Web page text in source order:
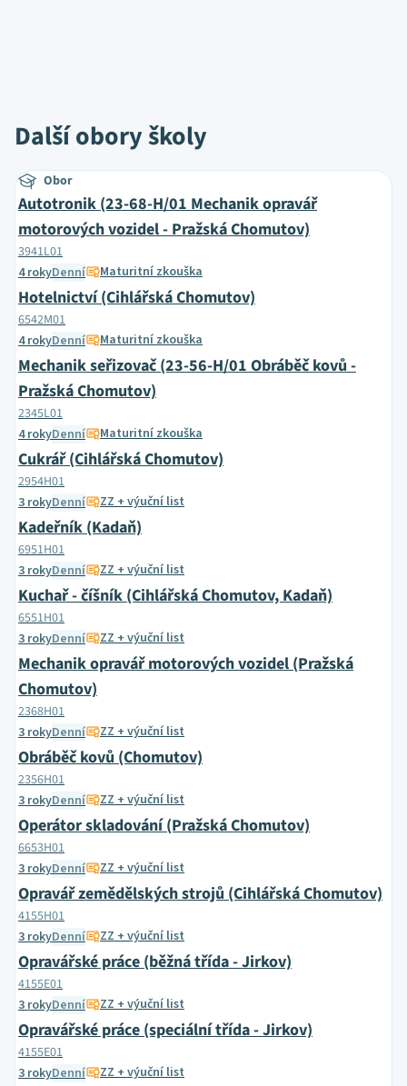
Další obory školy
Obor
Autotronik (23-68-H/01 Mechanik opravář
motorových vozidel - Pražská Chomutov)
3941L01
4 rokyDenní Maturitní zkouška
Hotelnictví (Cihlářská Chomutov)
6542M01
4 rokyDenní Maturitní zkouška
Mechanik seřizovač (23-56-H/01 Obráběč kovů -
Pražská Chomutov)
2345L01
4 rokyDenní Maturitní zkouška
Cukrář (Cihlářská Chomutov)
2954H01
3 rokyDenní ZZ + výuční list
Kadeřník (Kadaň)
6951H01
3 rokyDenní ZZ + výuční list
Kuchař - číšník (Cihlářská Chomutov, Kadaň)
6551H01
3 rokyDenní ZZ + výuční list
Mechanik opravář motorových vozidel (Pražská
Chomutov)
2368H01
3 rokyDenní ZZ + výuční list
Obráběč kovů (Chomutov)
2356H01
3 rokyDenní ZZ + výuční list
Operátor skladování (Pražská Chomutov)
6653H01
3 rokyDenní ZZ + výuční list
Opravář zemědělských strojů (Cihlářská Chomutov)
4155H01
3 rokyDenní ZZ + výuční list
Opravářské práce (běžná třída - Jirkov)
4155E01
3 rokyDenní ZZ + výuční list
Opravářské práce (speciální třída - Jirkov)
4155E01
3 rokyDenní ZZ + výuční list